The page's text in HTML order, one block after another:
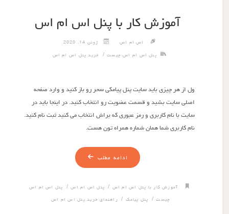
آموزش کار با پنل اس ام اس
اس ام اس ژوئن 14, 2020
پنل اس ام اس چیست/ خرید پنل اس ام اس
ول از هر چیزی باید سایت پنل پیامکی سحر رو باز کنید و وارد صفحه
اصلی سایت بشید و قسمت عضویت رو انتخاب کنید. در اینجا باید در
سایت با نام کاربری و رمز عبوری که براش انتخاب می کنید ثبت نام کنید.
نام کاربری شما همان شماره همراه تون هست.
ادامه مطلب
آموزش کار با پنل اس ام اس/ پنل اس ام اس/ پنل اس ام اس
چیست/ پنل پیامک/ راهنمای خرید پنل اس ام اس